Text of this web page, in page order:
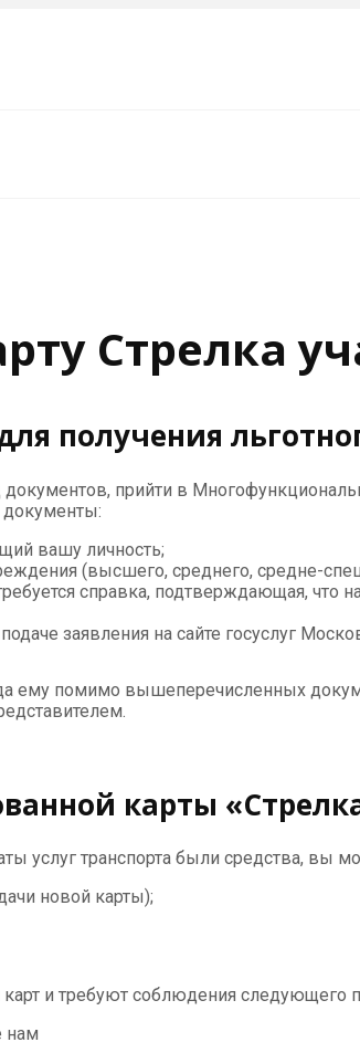
Стрелка
получения
документов, прийти в
документы:
вашу личность;
(высшего, среднего, средне-
справка, подтверждающая, что
заявления на сайте госуслуг
ему помимо вышеперечисленных
карты
услуг транспорта были средства, вы
новой карты);
и требуют соблюдения следующего
нам